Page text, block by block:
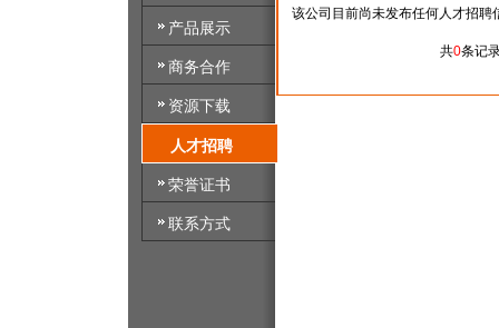
产品展示
商务合作
资源下载
人才招聘
荣誉证书
联系方式
该公司目前尚未发布任何人才招聘
共0条记